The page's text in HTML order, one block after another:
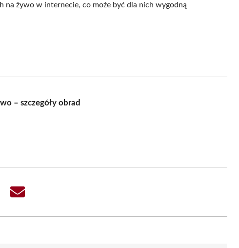
na żywo w internecie, co może być dla nich wygodną
– szczegóły obrad
Share